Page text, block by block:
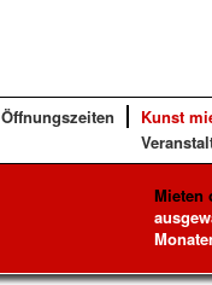
Öffnungszeiten
Kunst
Mieten